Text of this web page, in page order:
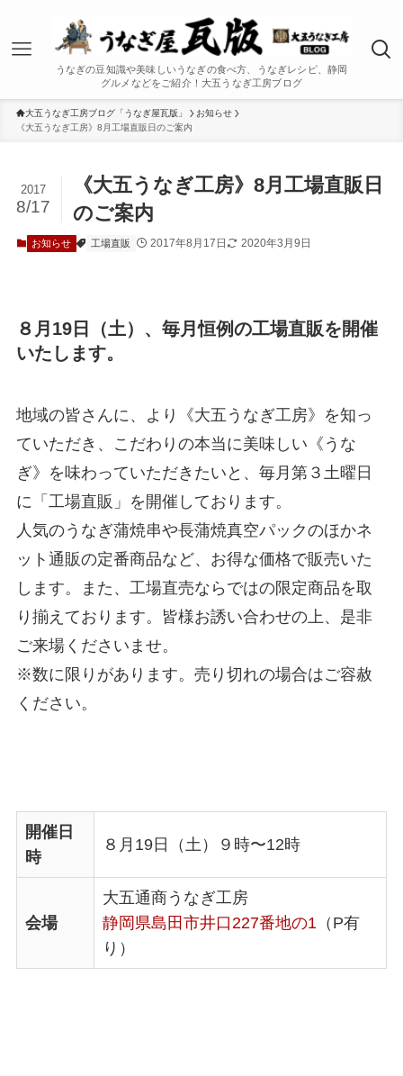
うなぎの豆知識や美味しいうなぎの食べ方、うなぎレシピ、静岡
グルメなどをご紹介！大五うなぎ工房ブログ
大五うなぎ工房ブログ「うなぎ屋瓦版」
お知らせ
《大五うなぎ工房》8月工場直販日のご案内
《大五うなぎ工房》8月工場直販日
のご案内
2017
8/17
お知らせ 工場直販 2017年8月17日 2020年3月9日
８月19日（土）、毎月恒例の工場直販を開催
いたします。
地域の皆さんに、より《大五うなぎ工房》を知っ
ていただき、こだわりの本当に美味しい《うな
ぎ》を味わっていただきたいと、毎月第３土曜日
に「工場直販」を開催しております。
人気のうなぎ蒲焼串や長蒲焼真空パックのほかネ
ット通販の定番商品など、お得な価格で販売いた
します。また、工場直売ならではの限定商品を取
り揃えております。皆様お誘い合わせの上、是非
ご来場くださいませ。
※数に限りがあります。売り切れの場合はご容赦
ください。
開催日
時
８月19日（土）９時〜12時
会場
大五通商うなぎ工房
静岡県島田市井口227番地の1（P有
り）